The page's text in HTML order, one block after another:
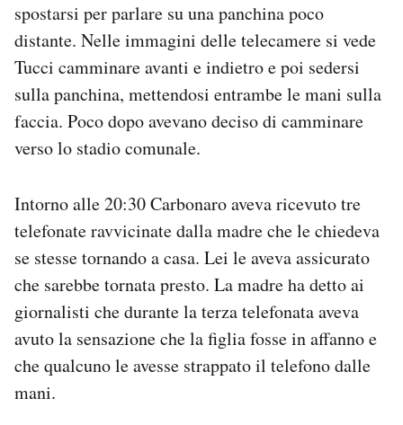
spostarsi per parlare su una panchina poco
distante. Nelle immagini delle telecamere si vede
Tucci camminare avanti e indietro e poi sedersi
sulla panchina, mettendosi entrambe le mani sulla
faccia. Poco dopo avevano deciso di camminare
verso lo stadio comunale.
Intorno alle 20:30 Carbonaro aveva ricevuto tre
telefonate ravvicinate dalla madre che le chiedeva
se stesse tornando a casa. Lei le aveva assicurato
che sarebbe tornata presto. La madre ha detto ai
giornalisti che durante la terza telefonata aveva
avuto la sensazione che la figlia fosse in affanno e
che qualcuno le avesse strappato il telefono dalle
mani.